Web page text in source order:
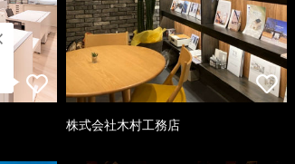
株式会社木村工務店